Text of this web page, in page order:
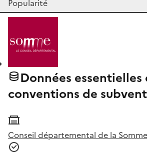
Données essentielles
conventions de
Conseil départemental de la Somme